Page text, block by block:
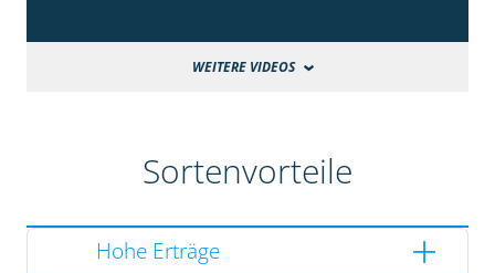
WEITERE VIDEOS
Sortenvorteile
Hohe Erträge